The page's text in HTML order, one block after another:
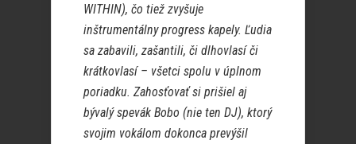
WITHIN), čo tiež zvyšuje
inštrumentálny progress kapely. Ľudia
sa zabavili, zašantili, či dlhovlasí či
krátkovlasí – všetci spolu v úplnom
poriadku. Zahosťovať si prišiel aj
bývalý spevák Bobo (nie ten DJ), ktorý
svojim vokálom dokonca prevýšil